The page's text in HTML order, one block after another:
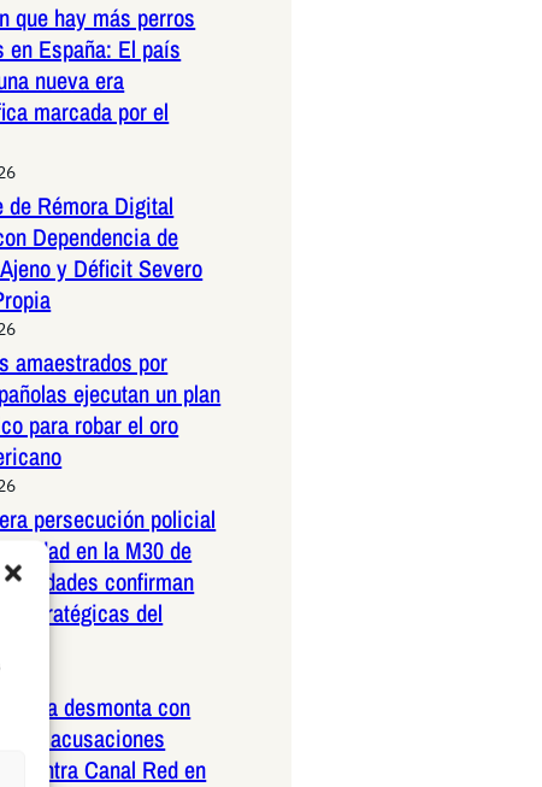
que hay más perros
en España: El país
nueva era
marcada por el
de Rémora Digital
Dependencia de
y Déficit Severo
amaestrados por
ejecutan un plan
para robar el oro
persecución policial
en la M30 de
confirman
estratégicas del
desmonta con
las acusaciones
contra Canal Red en